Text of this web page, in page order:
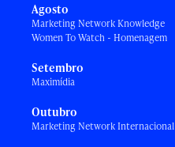
Agosto
Marketing Network Knowledge
Women To Watch - Homenagem
Setembro
Maximídia
Outubro
Marketing Network Internacional